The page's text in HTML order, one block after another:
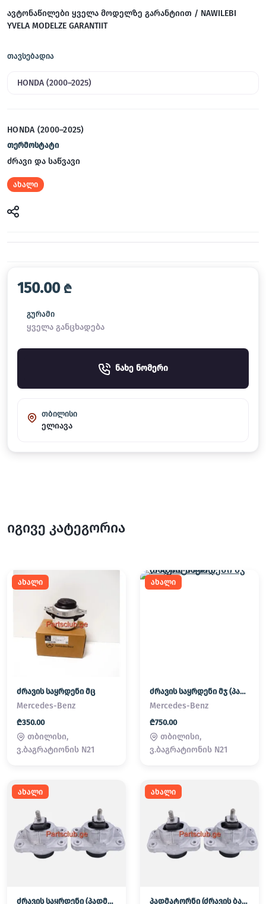
ავტონაწილები ყველა მოდელზე გარანტიით / NAWILEBI
YVELA MODELZE GARANTIIT
თავსებადია
HONDA (2000–2025)
HONDA (2000–2025)
თერმოსტატი
ძრავი და საწვავი
ახალი
150.00 ₾
გურამი
ყველა განცხადება
ნახე ნომერი
თბილისი
ელიავა
იგივე კატეგორია
ახალი
ძრავის საყრდენი მც
Mercedes-Benz
₾350.00
თბილისი,
ვ.ბაგრატიონის N21
ახალი
ძრავის საყრდენი მჯ (პადმატორნი)
Mercedes-Benz
₾750.00
თბილისი,
ვ.ბაგრატიონის N21
ახალი
ძრავის საყრდენი (პადმატორნი)
ახალი
პადმატორნი (ძრავის ბალიში) LAND ROVER